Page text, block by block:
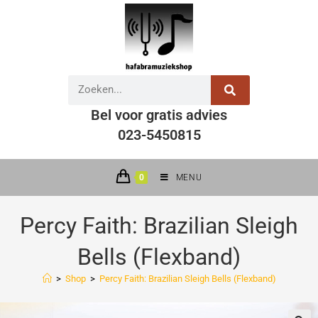
Bel voor gratis advies
023-5450815
0 MENU
Percy Faith: Brazilian Sleigh
Bells (Flexband)
> Shop > Percy Faith: Brazilian Sleigh Bells (Flexband)